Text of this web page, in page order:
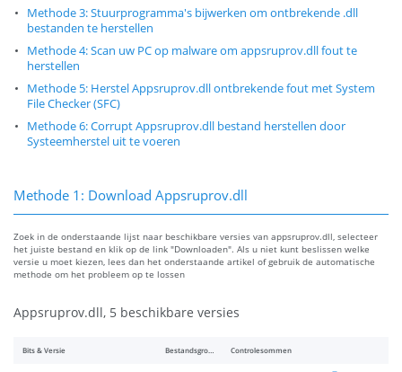
Methode 3: Stuurprogramma's bijwerken om ontbrekende .dll
bestanden te herstellen
Methode 4: Scan uw PC op malware om appsruprov.dll fout te
herstellen
Methode 5: Herstel Appsruprov.dll ontbrekende fout met System
File Checker (SFC)
Methode 6: Corrupt Appsruprov.dll bestand herstellen door
Systeemherstel uit te voeren
Methode 1: Download Appsruprov.dll
Zoek in de onderstaande lijst naar beschikbare versies van appsruprov.dll, selecteer
het juiste bestand en klik op de link "Downloaden". Als u niet kunt beslissen welke
versie u moet kiezen, lees dan het onderstaande artikel of gebruik de automatische
methode om het probleem op te lossen
Appsruprov.dll, 5 beschikbare versies
Bits & Versie Bestandsgrootte Controlesommen